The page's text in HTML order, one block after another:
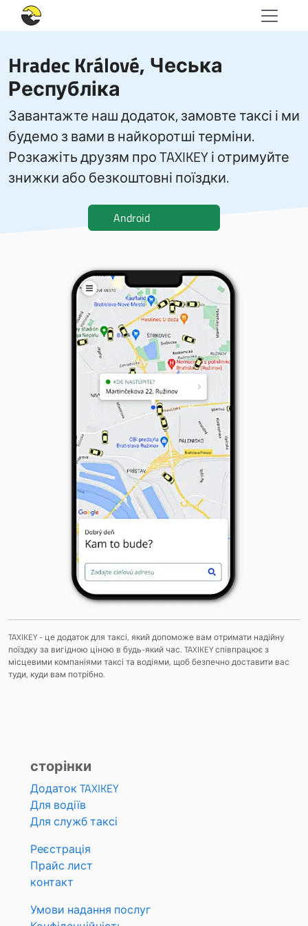
Hradec Králové, Чеська
Республіка
Завантажте наш додаток, замовте таксі і ми
будемо з вами в найкоротші терміни.
Розкажіть друзям про TAXIKEY і отримуйте
знижки або безкоштовні поїздки.
Android
TAXIKEY - це додаток для таксі, який допоможе вам отримати надійну
поїздку за вигідною ціною в будь-який час. TAXIKEY співпрацює з
місцевими компаніями таксі та водіями, щоб безпечно доставити вас
туди, куди вам потрібно.
сторінки
Додаток TAXIKEY
Для водіїв
Для служб таксі
Реєстрація
Прайс лист
контакт
Умови надання послуг